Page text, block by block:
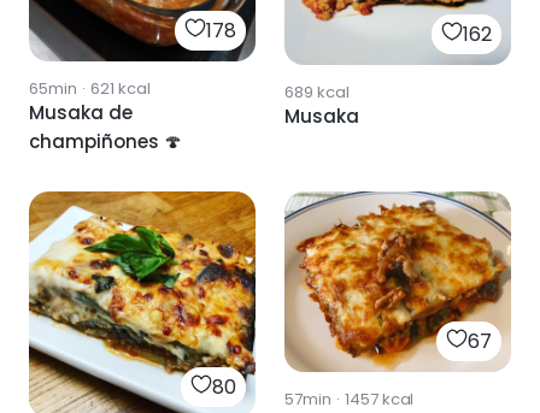
178
65min · 621 kcal
Musaka de
champiñones 🍄
162
689 kcal
Musaka
80
67
57min · 1457kcal